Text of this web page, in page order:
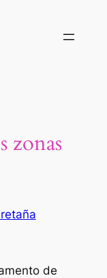
zonas
de